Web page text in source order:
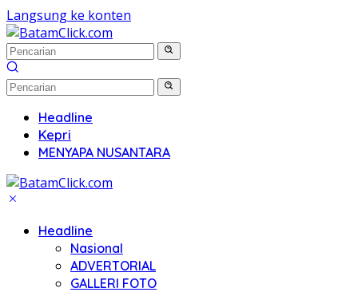
Langsung ke konten
Headline
Kepri
MENYAPA NUSANTARA
Headline
Nasional
ADVERTORIAL
GALLERI FOTO